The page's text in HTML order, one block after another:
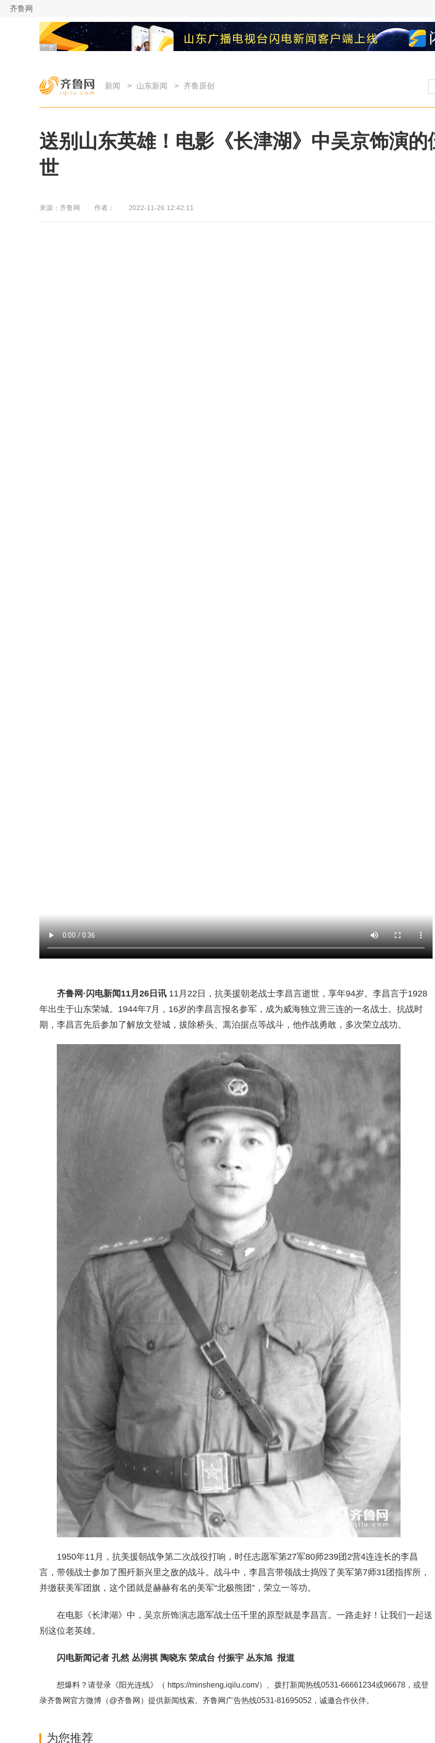
齐鲁网
新闻 > 山东新闻 > 齐鲁原创
送别山东英雄！电影《长津湖》中吴京饰演
世
来源： 齐鲁网 作者： 2022-11-26 12:42:11
齐鲁网 ·闪电新闻11月26日讯11月22日，抗美援朝老战士李昌言逝世，享年94岁。李昌言于1928
年出生于山东荣城。1944年7月，16岁的李昌言报名参军，成为威海独立营三连的一名战士。抗战时
期，李昌言先后参加了解放文登城，拔除桥头、蒿泊据点等战斗，他作战勇敢，多次荣立战功。
1950年11月，抗美援朝战争第二次战役打响，时任志愿军第27军80师239团2营4连连长的李昌
言，带领战士参加了围歼新兴里之敌的战斗。战斗中，李昌言带领战士捣毁了美军第7师31团指挥所，
并缴获美军团旗，这个团就是赫赫有名的美军“北极熊团”，荣立一等功。
在电影《长津湖》中，吴京所饰演志愿军战士伍千里的原型就是李昌言。一路走好！让我们一起送
别这位老英雄。
闪电新闻记者 孔然 丛润祺 陶晓东 荣成台 付振宇 丛东旭 报道
想爆料？请登录《阳光连线》（ https://minsheng.iqilu.com/）、拨打新闻热线0531-66661234或96678，或登
录齐鲁网官方微博（@齐鲁网 ）提供新闻线索。齐鲁网广告热线0531-81695052 ，诚邀合作伙伴。
为您推荐